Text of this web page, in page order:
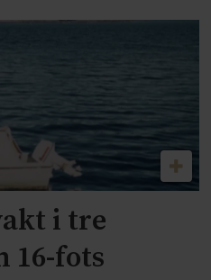
i tre
16-fots